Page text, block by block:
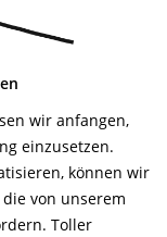
wir anfangen,
einzusetzen.
können wir
von unserem
Toller